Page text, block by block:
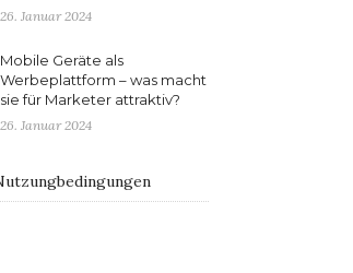
26. Januar 2024
Mobile Geräte als
Werbeplattform – was macht
sie für Marketer attraktiv?
26. Januar 2024